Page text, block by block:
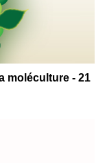
moléculture - 21